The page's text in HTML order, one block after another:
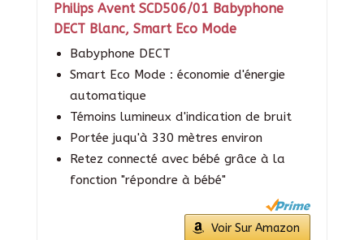
Philips Avent SCD506/01 Babyphone
DECT Blanc, Smart Eco Mode
Babyphone DECT
Smart Eco Mode : économie d'énergie
automatique
Témoins lumineux d'indication de bruit
Portée juqu'à 330 mètres environ
Retez connecté avec bébé grâce à la
fonction "répondre à bébé"
Voir Sur Amazon